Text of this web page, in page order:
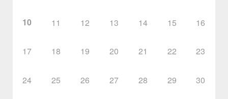
10 11 12 13 14 15 16
17 18 19 20 21 22 23
24 25 26 27 28 29 30